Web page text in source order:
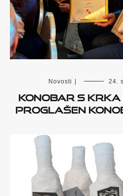
Novosti 24.
Konobar s Krka
proglašen